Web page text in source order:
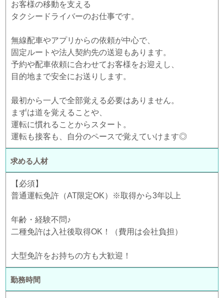
お客様の移動を支える
タクシードライバーのお仕事です。
無線配車やアプリからの依頼が中心で、
固定ルートや法人契約先の送迎もあります。
予約や配車依頼に合わせてお客様をお迎えし、
目的地まで安全にお送りします。
最初から一人で全部覚える必要はありません。
まずは道を覚えることや、
運転に慣れることからスタート。
運転も接客も、自分のペースで覚えていけます◎
求める人材
【必須】
普通運転免許（AT限定OK）※取得から3年以上
年齢・経験不問♪
二種免許は入社後取得OK！（費用は会社負担）
大型免許をお持ちの方も大歓迎！
勤務時間